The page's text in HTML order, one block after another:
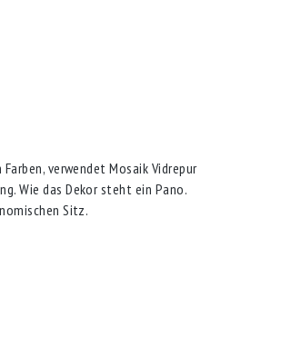
verwendet Mosaik Vidrepur
Wie das Dekor steht ein Pano.
Sitz.